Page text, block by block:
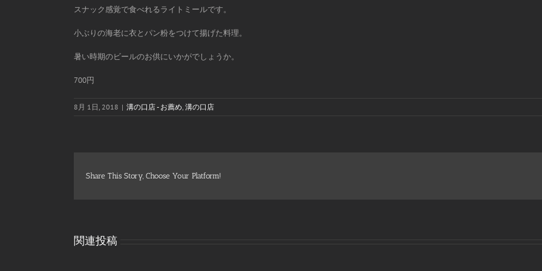
スナック感覚で食べれるライトミールです。
小ぶりの海老に衣とパン粉をつけて揚げた料理。
暑い時期のビールのお供にいかがでしょうか。
700円
8月 1日, 2018 | 溝の口店 - お薦め 溝の口店
Share This Story, Choose Your Platform!
関連投稿